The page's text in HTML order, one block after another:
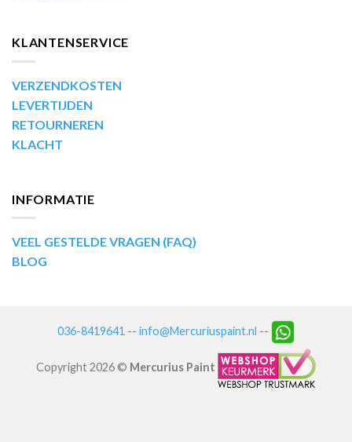
KLANTENSERVICE
VERZENDKOSTEN
LEVERTIJDEN
RETOURNEREN
KLACHT
INFORMATIE
VEEL GESTELDE VRAGEN (FAQ)
BLOG
036-8419641 -- info@Mercuriuspaint.nl --
Copyright 2026 © Mercurius Paint